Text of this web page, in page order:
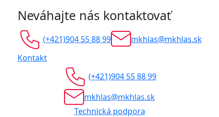
Neváhajte nás kontaktovať
(+421)904 55 88 99
mkhlas@mkhlas.sk
Kontakt
(+421)904 55 88 99
mkhlas@mkhlas.sk
Technická podpora